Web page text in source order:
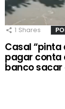
1 Shares
Casal “pinta
pagar conta
banco sacar